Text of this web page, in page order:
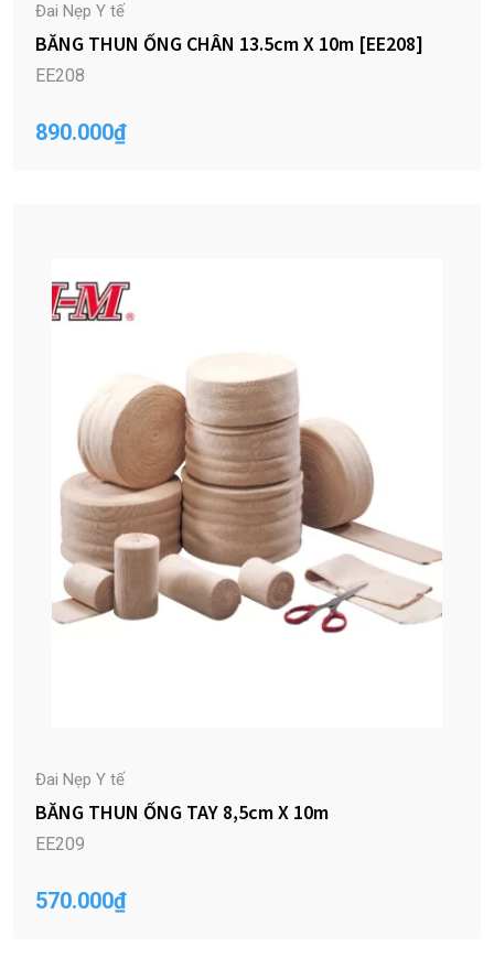
Đai Nẹp Y tế
BĂNG THUN ỐNG CHÂN 13.5cm X 10m [EE208]
EE208
890.000₫
Đai Nẹp Y tế
BĂNG THUN ỐNG TAY 8,5cm X 10m
EE209
570.000₫